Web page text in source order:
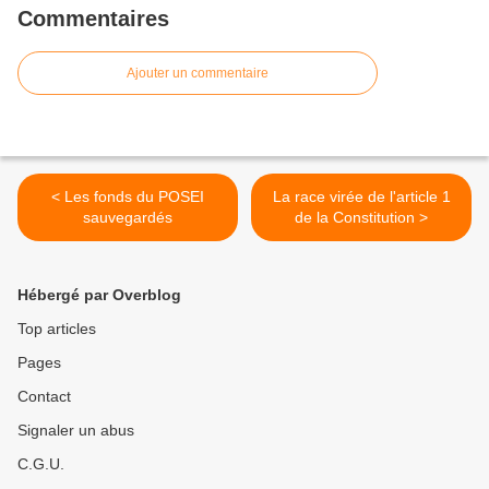
Commentaires
Ajouter un commentaire
< Les fonds du POSEI
sauvegardés
La race virée de l'article 1
de la Constitution >
Hébergé par Overblog
Top articles
Pages
Contact
Signaler un abus
C.G.U.